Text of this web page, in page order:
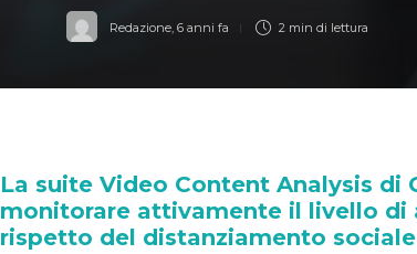
Redazione, 6 anni fa 2 min di lettura
La suite Video Content Analysis di
monitorare attivamente il livello
rispetto del distanziamento sociale